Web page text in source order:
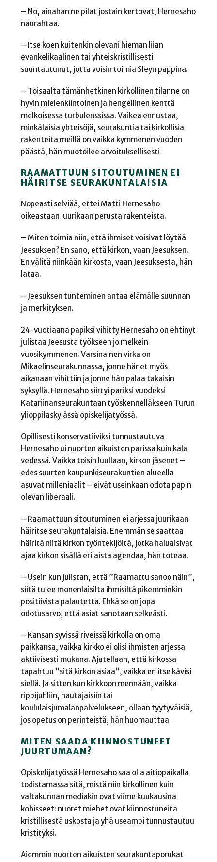
– No, ainahan ne pilat jostain kertovat, Hernesaho
naurahtaa.
– Itse koen kuitenkin olevani hieman liian
evankelikaalinen tai yhteiskristillisesti
suuntautunut, jotta voisin toimia Sleyn pappina.
– Toisaalta tämänhetkinen kirkollinen tilanne on
hyvin mielenkiintoinen ja hengellinen kenttä
melkoisessa turbulenssissa. Vaikea ennustaa,
minkälaisia yhteisöjä, seurakuntia tai kirkollisia
rakenteita meillä on vaikka kymmenen vuoden
päästä, hän muotoilee arvoituksellisesti
RAAMATTUUN SITOUTUMINEN EI
HÄIRITSE SEURAKUNTALAISIA
Nopeasti selviää, ettei Matti Hernesaho
oikeastaan juurikaan perusta rakenteista.
– Miten toimia niin, että ihmiset voisivat löytää
Jeesuksen? En sano, että kirkon, vaan Jeesuksen.
En välitä niinkään kirkosta, vaan Jeesuksesta, hän
lataa.
– Jeesuksen tunteminen antaa elämälle suunnan
ja merkityksen.
24-vuotiaana papiksi vihitty Hernesaho on ehtinyt
julistaa Jeesusta työkseen jo melkein
vuosikymmenen. Varsinainen virka on
Mikaelinseurakunnassa, jonne hänet myös
aikanaan vihittiin ja jonne hän palaa takaisin
syksyllä. Hernesaho siirtyi pariksi vuodeksi
Katariinanseurakuntaan työskennelläkseen Turun
ylioppilaskylässä opiskelijatyössä.
Opillisesti konservatiiviksi tunnustautuva
Hernesaho ui nuorten aikuisten parissa kuin kala
vedessä. Vaikka toisin luullaan, kirkon jäsenet –
edes suurten kaupunkiseurakuntien alueella
asuvat milleniaalit – eivät useinkaan odota papin
olevan liberaali.
– Raamattuun sitoutuminen ei arjessa juurikaan
häiritse seurakuntalaisia. Enemmän se saattaa
häiritä niitä kirkon työntekijöitä, jotka haluaisivat
ajaa kirkon sisällä erilaista agendaa, hän toteaa.
– Usein kun julistan, että ”Raamattu sanoo näin”,
siitä tulee monenlaisilta ihmisiltä pikemminkin
positiivista palautetta. Ehkä se on jopa
odotusarvo, että asiat sanotaan selkeästi.
– Kansan syvissä riveissä kirkolla on oma
paikkansa, vaikka kirkko ei olisi ihmisten arjessa
aktiivisesti mukana. Ajatellaan, että kirkossa
tapahtuu ”sitä kirkon asiaa”, vaikka en itse kävisi
siellä. Ja sitten kun kirkkoon mennään, vaikka
rippijuhliin, hautajaisiin tai
koululaisjumalanpalvelukseen, ollaan tyytyväisiä,
jos opetus on perinteistä, hän huomauttaa.
MITEN SAADA KIINNOSTUNEET
JUURTUMAAN?
Opiskelijatyössä Hernesaho saa olla aitiopaikalla
todistamassa sitä, mistä niin kirkollinen kuin
valtakunnan mediakin ovat viime kuukausina
kohisseet: nuoret miehet ovat kiinnostuneita
kristillisestä uskosta ja yhä useampi tunnustautuu
kristityksi.
Aiemmin nuorten aikuisten seurakuntaporukat